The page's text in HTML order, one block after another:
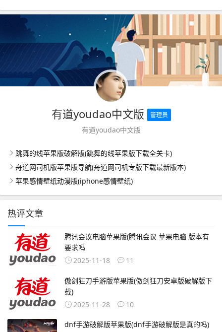
有道youdao中文版 管理员
有道youdao中文版
跳舞的线苹果版破解版(跳舞的线苹果版下载全关卡)
舟道网司机版苹果版导航(舟道网司机专版下载最新版本)
苹果感情壁纸动漫版(iphone感情壁纸)
热评文章
腾讯会议电脑苹果版(腾讯会议 苹果电脑 版本有
要求吗
2025-11-18
11
傲剑狂刀手游版苹果版(傲剑狂刀安卓版破解版下
载)
2025-11-28
10
dnf手游破解版苹果版(dnf手游破解版是真的吗)